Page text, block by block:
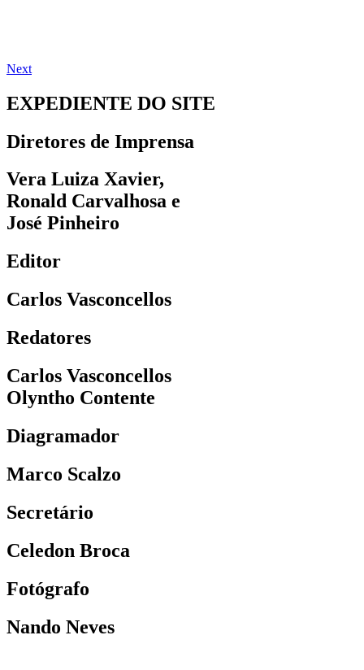
Next
EXPEDIENTE DO SITE
Diretores de Imprensa
Vera Luiza Xavier,
Ronald Carvalhosa e
José Pinheiro
Editor
Carlos Vasconcellos
Redatores
Carlos Vasconcellos
Olyntho Contente
Diagramador
Marco Scalzo
Secretário
Celedon Broca
Fotógrafo
Nando Neves